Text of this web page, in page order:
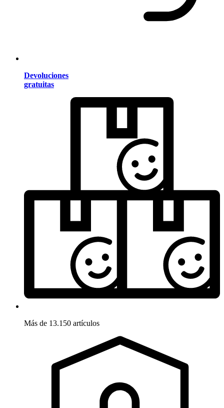
Devoluciones
gratuitas
Más de 13.150 artículos